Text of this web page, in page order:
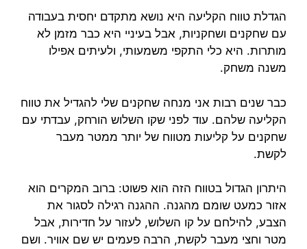
הגדלת טווח הקליעה היא נושא מתקדם יחסית בעבודה
עם שחקנים ושחקניות, אבל בעיניי היא כבר מזמן לא
מותרות. היא כלי התקפי משמעותי, ולעיתים אפילו
משנה משחק.
כבר שנים רבות אני מנחה שחקנים שלי להגדיל את טווח
הקליעה שלהם. עוד לפני שקו השלוש הורחק, עבדתי עם
שחקנים על קליעות מטווח של יותר ממטר מעבר
לקשת.
היתרון הגדול בטווח הזה הוא פשוט: ברוב המקרים הוא
אזור כמעט שומם מהגנה. ההגנה רגילה לסגור את
הצבע, להילחם על קו השלוש, לעזור על חדירות, אבל
מטר וחצי מעבר לקשת, הרבה פעמים יש שם אוויר. ושם